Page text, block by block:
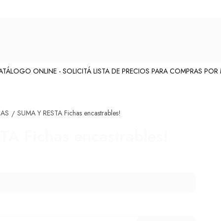
ONLINE - SOLICITÁ LISTA DE PRECIOS PARA COMPRAS POR
/ SUMA Y RESTA Fichas encastrables!